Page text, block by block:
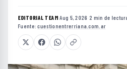
EDITORIAL TEAM·Aug 5, 2026 ·2 min de
Fuente:cuestionentrerriana.com.ar